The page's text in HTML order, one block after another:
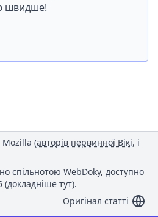
швидше!
Mozilla (авторів первинної Вікі, і
спільнотою WebDoky, доступно
(докладніше тут).
Оригінал статті